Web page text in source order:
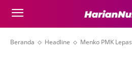
Beranda Headline Menko PMK